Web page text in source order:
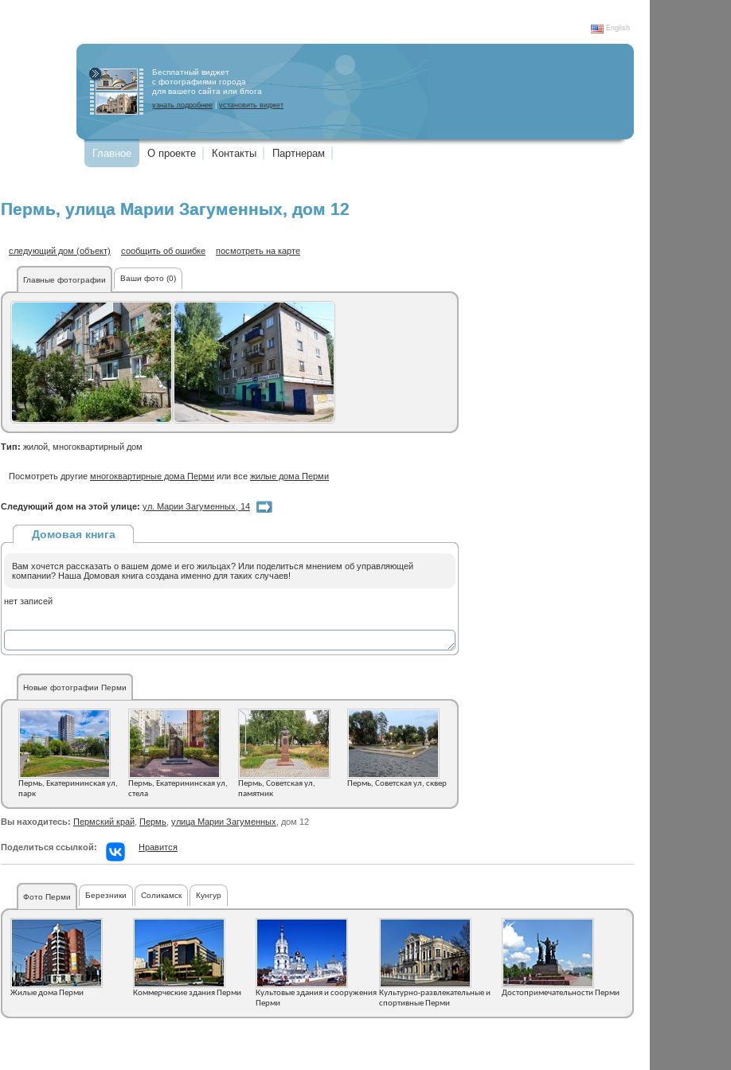
English
Бесплатный виджет
с фотографиями города
для вашего сайта или блога
узнать подробнее установить виджет
Главное О проекте Контакты
Партнерам
Пермь, улица Марии Загуменных, дом 12
следующий дом (объект) сообщить об ошибке посмотреть на карте
Главные фотографии Ваши фото (0)
Тип: жилой, многоквартирный дом
Посмотреть другие многоквартирные дома Перми или все жилые дома Перми
Следующий дом на этой улице: ул. Марии Загуменных, 14
Домовая книга
Вам хочется рассказать о вашем доме и его жильцах? Или поделиться мнением об управляющей
компании? Наша Домовая книга создана именно для таких случаев!
нет записей
Новые фотографии Перми
Пермь, Екатерининская ул,
парк
Пермь, Екатерининская ул,
стела
Пермь, Советская ул,
памятник
Пермь, Советская ул, сквер
Вы находитесь: Пермский край Пермь улица Марии Загуменных , дом 12
Поделиться ссылкой: Нравится
Фото Перми Березники Соликамск Кунгур
Жилые дома Перми Коммерческие здания Перми
Культовые здания и сооружения
Перми
Культурно-развлекательные и
спортивные Перми
Достопримечательности Перми